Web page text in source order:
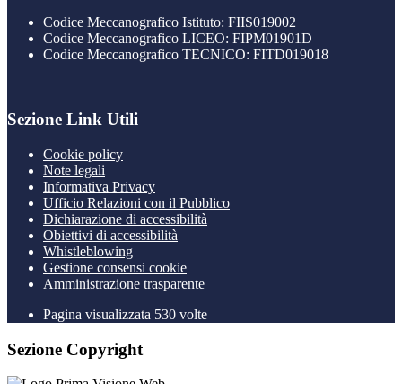
Codice Meccanografico Istituto: FIIS019002
Codice Meccanografico LICEO: FIPM01901D
Codice Meccanografico TECNICO: FITD019018
Sezione Link Utili
Cookie policy
Note legali
Informativa Privacy
Ufficio Relazioni con il Pubblico
Dichiarazione di accessibilità
Obiettivi di accessibilità
Whistleblowing
Gestione consensi cookie
Amministrazione trasparente
Pagina visualizzata 530 volte
Sezione Copyright